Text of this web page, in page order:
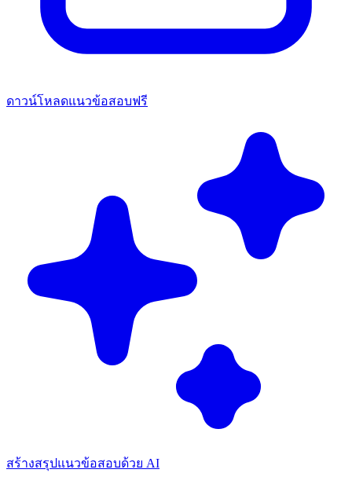
ดาวน์โหลดแนวข้อสอบฟรี
สร้างสรุปแนวข้อสอบด้วย AI